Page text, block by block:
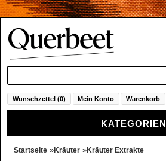
Wunschzettel (0) Mein Konto Warenkorb
KATEGORIEN
Startseite »Kräuter »Kräuter Extrakte